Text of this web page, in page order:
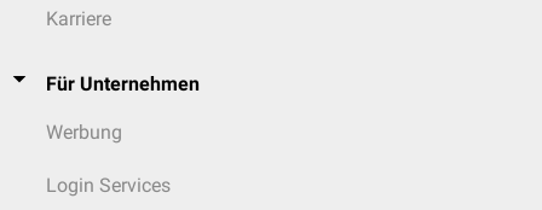
Karriere
Für Unternehmen
Werbung
Login Services